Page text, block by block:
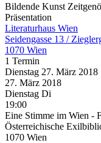
Bildende Kunst
Präsentation
Literaturhaus Wien
Seidengasse 13 /
1070 Wien
1 Termin
Dienstag 27. März 2018
27. März 2018
Dienstag Di
19:00
Eine Stimme im Wien -
Österreichische
1070 Wien